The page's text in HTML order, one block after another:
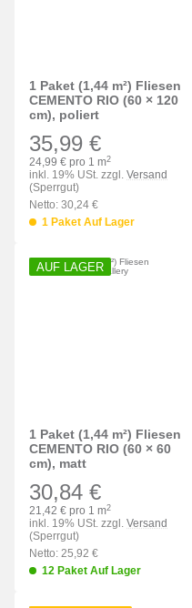
1 Paket (1,44 m²) Fliesen
CEMENTO RIO (60 × 120
cm), poliert
35,99 €
24,99 € pro 1 m2
inkl. 19% USt. zzgl. Versand
(Sperrgut)
Netto: 30,24 €
1 Paket Auf Lager
AUF LAGER
1 Paket (1,44 m²) Fliesen
CEMENTO RIO (60 × 60
cm), matt
30,84 €
21,42 € pro 1 m2
inkl. 19% USt. zzgl. Versand
(Sperrgut)
Netto: 25,92 €
12 Paket Auf Lager